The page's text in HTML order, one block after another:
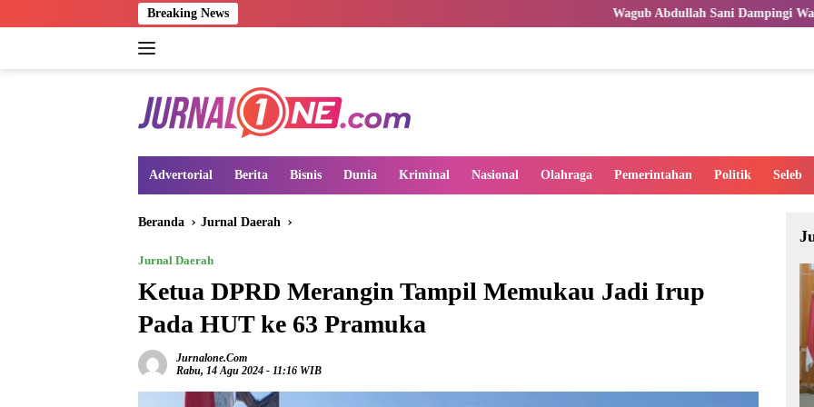
ke
Breaking News Wagub Abdullah Sani Dampingi Wamen Dikdasmen RI
Advertorial Berita Bisnis Dunia Kriminal Nasional Olahraga Pemerintahan Politik Seleb
Beranda Jurnal Daerah
Jurnal Daerah
Ketua DPRD Merangin Tampil Memukau Jadi Irup
Pada HUT ke 63 Pramuka
Jurnalone.com
Rabu, 14 Agu 2024 - 11:16 WIB